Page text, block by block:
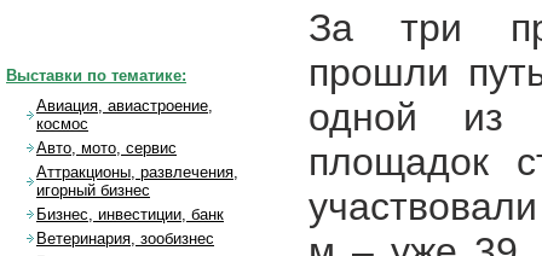
За три
прошли
одной из
площадок
Выставки по тематике:
Авиация, авиастроение,
космос
Авто, мото, сервис
Аттракционы, развлечения,
игорный бизнес
Бизнес, инвестиции, банк
Ветеринария, зообизнес